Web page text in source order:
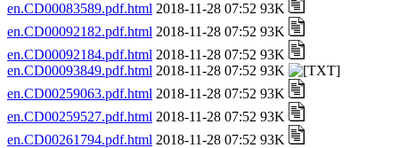
en.CD00083589.pdf.html 2018-11-28 07:52 93K
en.CD00092182.pdf.html 2018-11-28 07:52 93K
en.CD00092184.pdf.html 2018-11-28 07:52 93K
en.CD00093849.pdf.html 2018-11-28 07:52 93K
en.CD00259063.pdf.html 2018-11-28 07:52 93K
en.CD00259527.pdf.html 2018-11-28 07:52 93K
en.CD00261794.pdf.html 2018-11-28 07:52 93K